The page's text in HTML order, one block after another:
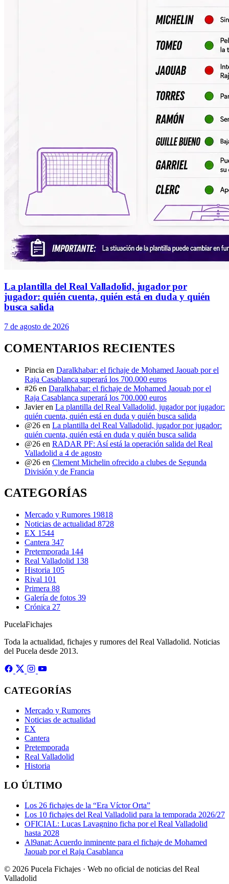
La plantilla del Real Valladolid, jugador por
jugador: quién cuenta, quién está en duda y quién
busca salida
7 de agosto de 2026
COMENTARIOS RECIENTES
Pincia en Daralkhabar: el fichaje de Mohamed Jaouab por el
Raja Casablanca superará los 700.000 euros
#26 en Daralkhabar: el fichaje de Mohamed Jaouab por el
Raja Casablanca superará los 700.000 euros
Javier en La plantilla del Real Valladolid, jugador por jugador:
quién cuenta, quién está en duda y quién busca salida
@26 en La plantilla del Real Valladolid, jugador por jugador:
quién cuenta, quién está en duda y quién busca salida
@26 en RADAR PF: Así está la operación salida del Real
Valladolid a 4 de agosto
@26 en Clement Michelin ofrecido a clubes de Segunda
División y de Francia
CATEGORÍAS
Mercado y Rumores 19818
Noticias de actualidad 8728
EX 1544
Cantera 347
Pretemporada 144
Real Valladolid 138
Historia 105
Rival 101
Primera 88
Galería de fotos 39
Crónica 27
PucelaFichajes
Toda la actualidad, fichajes y rumores del Real Valladolid. Noticias
del Pucela desde 2013.
CATEGORÍAS
Mercado y Rumores
Noticias de actualidad
EX
Cantera
Pretemporada
Real Valladolid
Historia
LO ÚLTIMO
Los 26 fichajes de la “Era Víctor Orta”
Los 10 fichajes del Real Valladolid para la temporada 2026/27
OFICIAL: Lucas Lavagnino ficha por el Real Valladolid
hasta 2028
Al9anat: Acuerdo inminente para el fichaje de Mohamed
Jaouab por el Raja Casablanca
© 2026 Pucela Fichajes · Web no oficial de noticias del Real
Valladolid